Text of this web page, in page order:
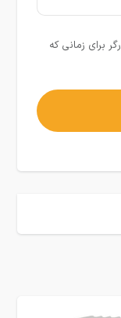
برای زمانی که